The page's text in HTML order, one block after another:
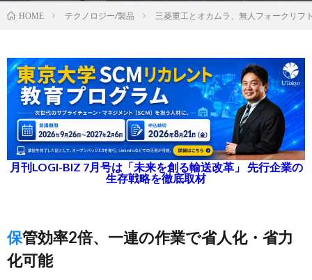
HOME テクノロジー/製品 三菱重工とオカムラ、無人フォークリフ
月刊LOGI-BIZ 7月号は「未来を創る輸送改革」 先行企業の
生存戦略を徹底取材
保管効率2倍、一連の作業で省人化・省力
化可能